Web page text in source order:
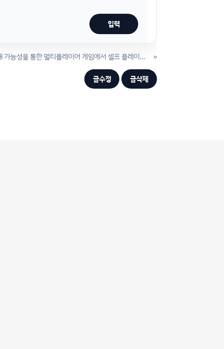
(2023년 10월) Polymatrix 분해 가능성을 통한 멀티플레이어 게임에서 셀프 플레이에 대한 보장 »
글수정 글삭제